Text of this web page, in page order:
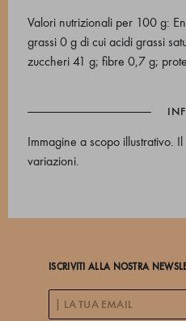
Valori nutrizionali per 100 g:
grassi 0 g di cui acidi grassi
zuccheri 41 g; fibre 0,7 g;
Immagine a scopo illustrativo.
variazioni.
ISCRIVITI ALLA NOSTRA